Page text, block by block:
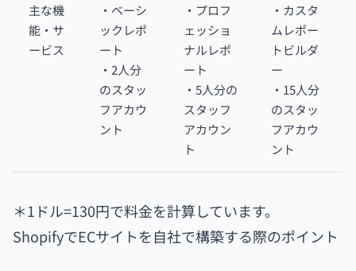
主な機
能・サ
ービス
・ベーシ
ックレポ
ート
・2人分
のスタッ
フアカウ
ント
・プロフ
ェッショ
ナルレポ
ート
・5人分の
スタッフ
アカウン
ト
・カスタ
ムレポー
トビルダ
ー
・15人分
のスタッ
フアカウ
ント
＊1ドル=130円で料金を計算しています。
ShopifyでECサイトを自社で構築する際のポイント